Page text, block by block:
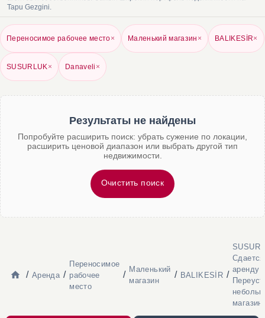
Tapu Gezgini.
Переносимое рабочее место× Маленький магазин × BALIKESİR×
SUSURLUK× Danaveli ×
Результаты не найдены
Попробуйте расширить поиск: убрать сужение по локации,
расширить ценовой диапазон или выбрать другой тип
недвижимости.
Очистить поиск
/ Аренда /
Переносимое
рабочее
место
/
Маленький
магазин
/ BALIKESİR /
аренду
магазин